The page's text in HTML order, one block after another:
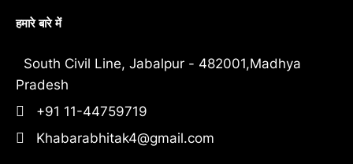
हमारे बारे में
South Civil Line, Jabalpur - 482001,Madhya
Pradesh
+91 11-44759719
Khabarabhitak4@gmail.com